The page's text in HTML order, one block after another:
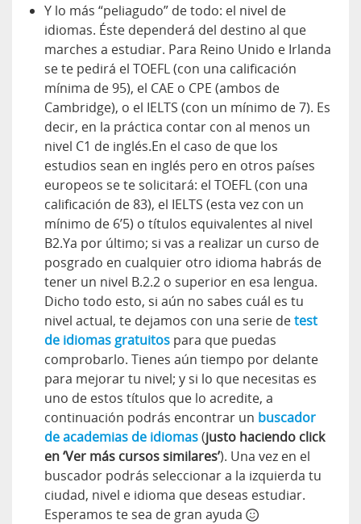
Y lo más “peliagudo” de todo: el nivel de
idiomas. Éste dependerá del destino al que
marches a estudiar. Para Reino Unido e Irlanda
se te pedirá el TOEFL (con una calificación
mínima de 95), el CAE o CPE (ambos de
Cambridge), o el IELTS (con un mínimo de 7). Es
decir, en la práctica contar con al menos un
nivel C1 de inglés.En el caso de que los
estudios sean en inglés pero en otros países
europeos se te solicitará: el TOEFL (con una
calificación de 83), el IELTS (esta vez con un
mínimo de 6’5) o títulos equivalentes al nivel
B2.Ya por último; si vas a realizar un curso de
posgrado en cualquier otro idioma habrás de
tener un nivel B.2.2 o superior en esa lengua.
Dicho todo esto, si aún no sabes cuál es tu
nivel actual, te dejamos con una serie detest
de idiomas gratuitos para que puedas
comprobarlo. Tienes aún tiempo por delante
para mejorar tu nivel; y si lo que necesitas es
uno de estos títulos que lo acredite, a
continuación podrás encontrar un buscador
de academias de idiomas(justo haciendo click
en ‘Ver más cursos similares’). Una vez en el
buscador podrás seleccionar a la izquierda tu
ciudad, nivel e idioma que deseas estudiar.
Esperamos te sea de gran ayuda